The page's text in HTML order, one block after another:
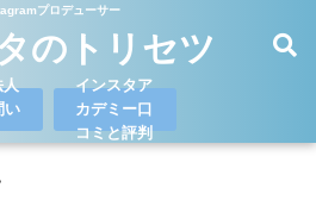
プロデューサー
のトリセツ
人
い
インスタア
カデミー口
コミと評判